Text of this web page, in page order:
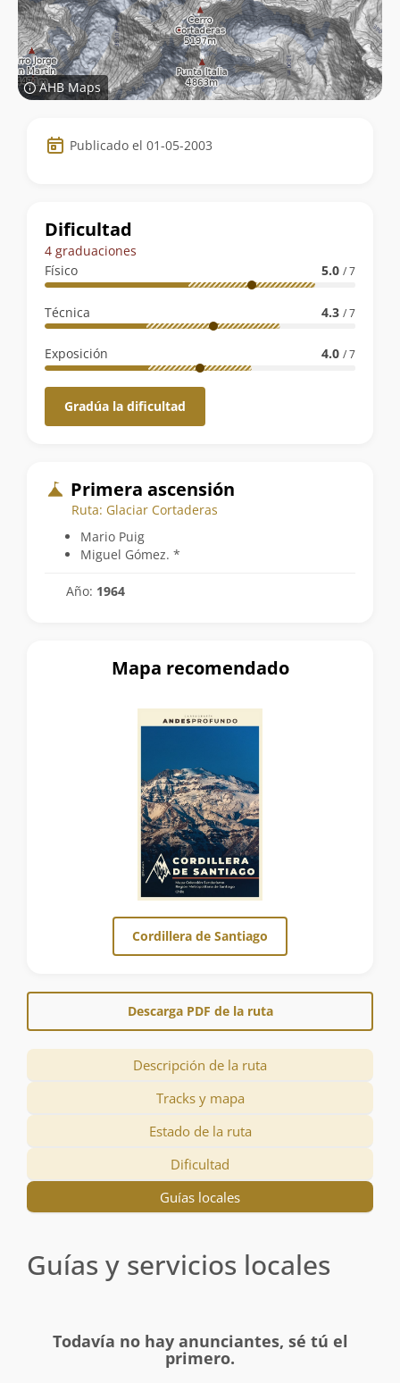
AHB Maps
Datos
de
ruta
Publicado el 01-05-2003
Dificultad
4 graduaciones
Físico
5.0 / 7
Técnica 4.3 / 7
Exposición 4.0 / 7
Gradúa la dificultad
Primera ascensión
Ruta: Glaciar Cortaderas
Mario Puig
Miguel Gómez. *
Año: 1964
Mapa recomendado
Cordillera de Santiago
Descarga PDF de la ruta
Descripción de la ruta
Tracks y mapa
Estado de la ruta
Dificultad
Guías locales
Guías y servicios locales
Todavía no hay anunciantes, sé tú el
primero.